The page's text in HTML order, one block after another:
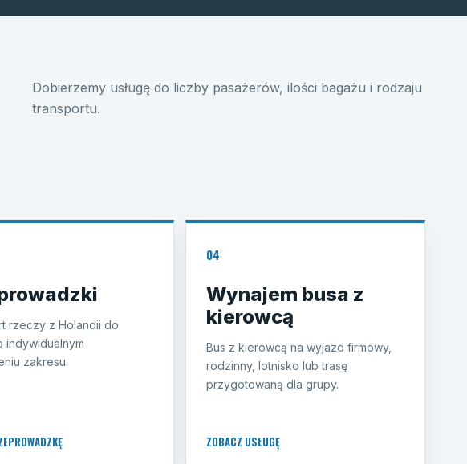
Dobierzemy usługę do liczby pasażerów, ilości bagażu i rodzaju
transportu.
rzeczy z Holandii do
indywidualnym
zakresu.
04
Wynajem busa z
kierowcą
Bus z kierowcą na wyjazd firmowy,
rodzinny, lotnisko lub trasę
przygotowaną dla grupy.
ZOBACZ USŁUGĘ